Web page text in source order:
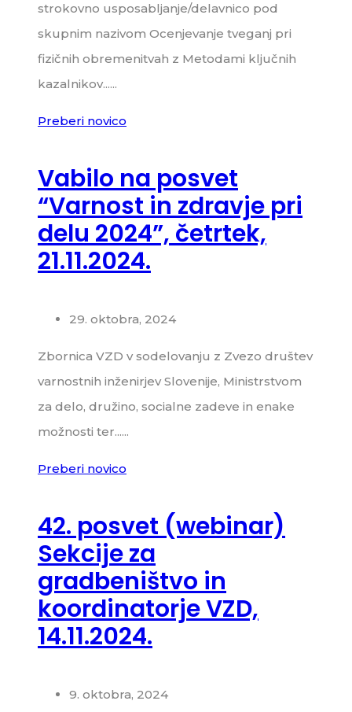
strokovno usposabljanje/delavnico pod
skupnim nazivom Ocenjevanje tveganj pri
fizičnih obremenitvah z Metodami ključnih
kazalnikov......
Preberi novico
Vabilo na posvet
“Varnost in zdravje pri
delu 2024”, četrtek,
21.11.2024.
29. oktobra, 2024
Zbornica VZD v sodelovanju z Zvezo društev
varnostnih inženirjev Slovenije, Ministrstvom
za delo, družino, socialne zadeve in enake
možnosti ter......
Preberi novico
42. posvet (webinar)
Sekcije za
gradbeništvo in
koordinatorje VZD,
14.11.2024.
9. oktobra, 2024